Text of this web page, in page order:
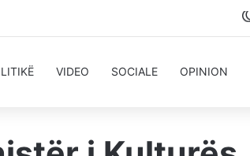
VIDEO SOCIALE OPINION